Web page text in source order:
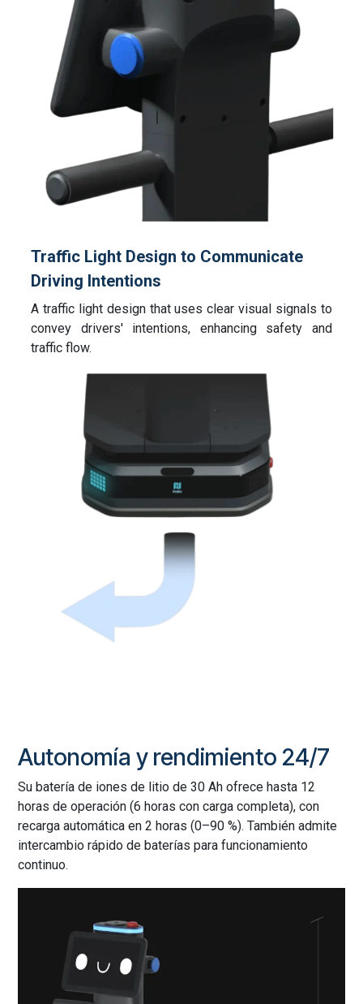
Traffic Light Design to Communicate
Driving Intentions
A traffic light design that uses clear visual signals to
convey drivers' intentions, enhancing safety and
traffic flow.
Autonomía y rendimiento 24/7
Su batería de iones de litio de 30 Ah ofrece hasta 12
horas de operación (6 horas con carga completa), con
recarga automática en 2 horas (0–90 %). También admite
intercambio rápido de baterías para funcionamiento
continuo.